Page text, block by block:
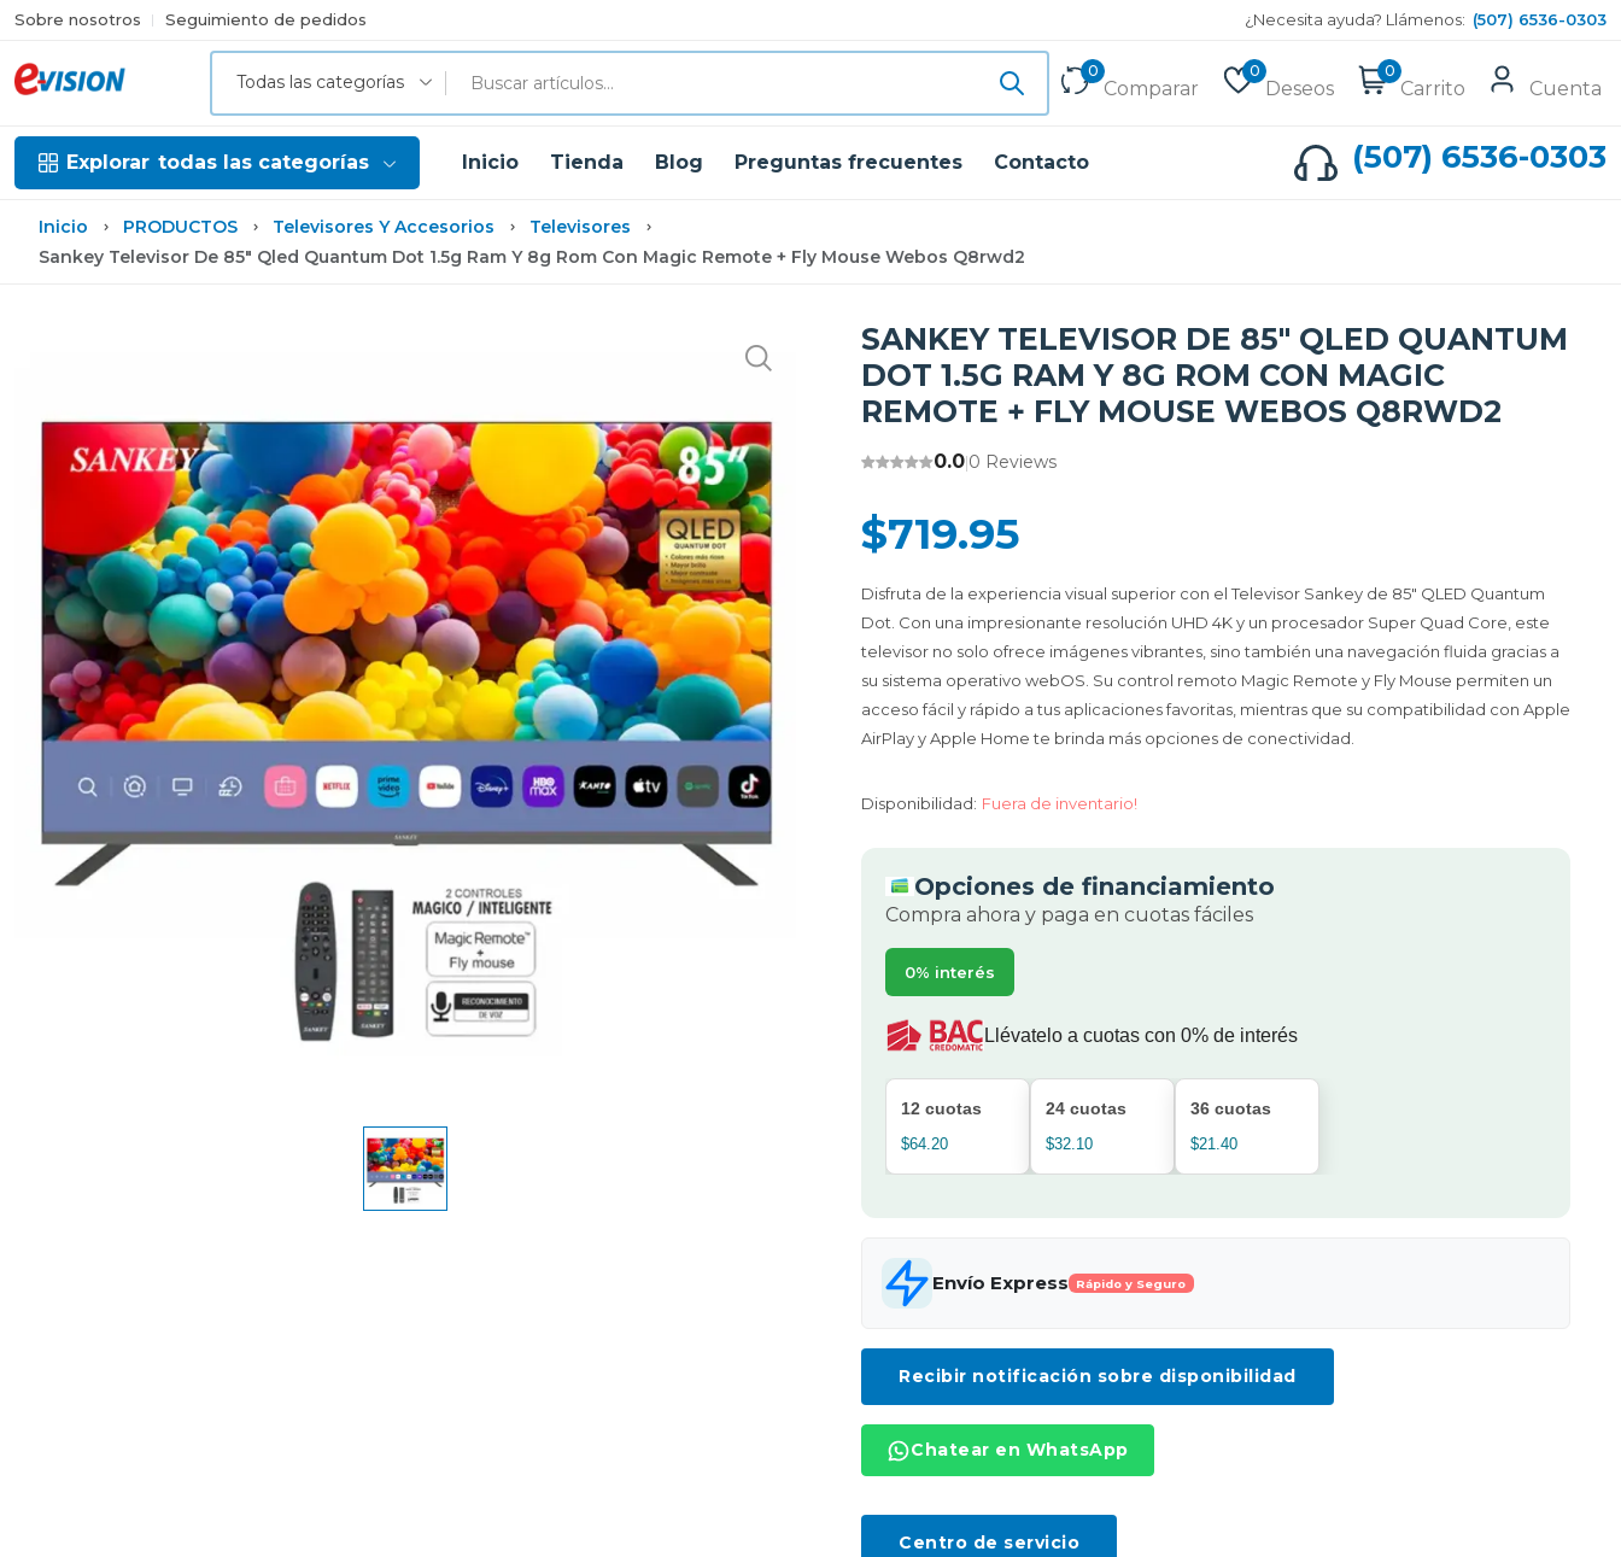
Sobre nosotros Seguimiento de pedidos ¿Necesita ayuda? Llámenos: (507) 6536-0303
Todas las categorías
0
Comparar
0
Deseos
0
Carrito Cuenta
Explorar todas las categorías Inicio Tienda Blog Preguntas frecuentes Contacto (507) 6536-0303
Inicio PRODUCTOS Televisores Y Accesorios
Televisores
Sankey Televisor De 85" Qled Quantum Dot 1.5g Ram Y 8g Rom Con Magic Remote + Fly Mouse Webos Q8rwd2
SANKEY TELEVISOR DE 85" QLED QUANTUM
DOT 1.5G RAM Y 8G ROM CON MAGIC
REMOTE + FLY MOUSE WEBOS Q8RWD2
0.0|0 Reviews
$719.95
Disfruta de la experiencia visual superior con el Televisor Sankey de 85" QLED Quantum
Dot. Con una impresionante resolución UHD 4K y un procesador Super Quad Core, este
televisor no solo ofrece imágenes vibrantes, sino también una navegación fluida gracias a
su sistema operativo webOS. Su control remoto Magic Remote y Fly Mouse permiten un
acceso fácil y rápido a tus aplicaciones favoritas, mientras que su compatibilidad con Apple
AirPlay y Apple Home te brinda más opciones de conectividad.
Disponibilidad: Fuera de inventario!
Opciones de financiamiento
Compra ahora y paga en cuotas fáciles
0% interés
Llévatelo a cuotas con 0% de interés
12 cuotas
$64.20
24 cuotas
$32.10
36 cuotas
$21.40
Envío Express Rápido y Seguro
Recibir notificación sobre disponibilidad
Chatear en WhatsApp
Centro de servicio